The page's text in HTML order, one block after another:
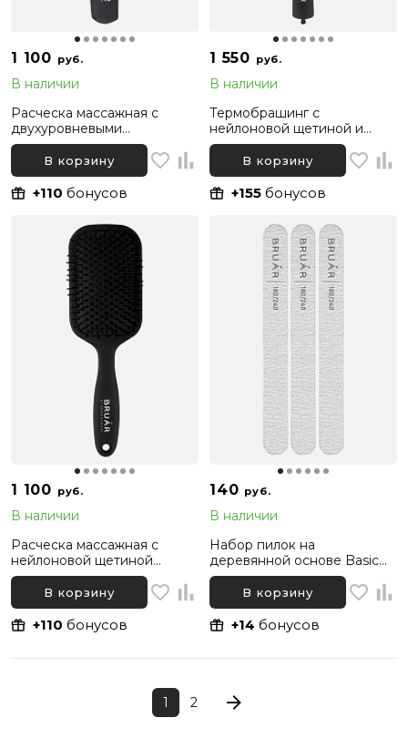
1 100 руб.
В наличии
Расческа массажная с
двухуровневыми
нейлоновыми зубчиками
BRUAR SOFT DETANGLE
В корзину
+110 бонусов
1 550 руб.
В наличии
Термобрашинг с
нейлоновой щетиной и
хвостиком BRUAR BLACK
THERMO, диаметр 43 мм
В корзину
+155 бонусов
1 100 руб.
В наличии
Расческа массажная с
нейлоновой щетиной
BRUAR CLASSIC
В корзину
+110 бонусов
140 руб.
В наличии
Набор пилок на
деревянной основе Basic
прямых 180/240 Bruar, 3 шт
В корзину
+14 бонусов
1 2